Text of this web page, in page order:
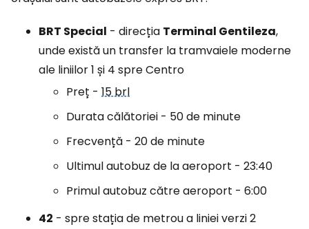
BRT Special - direcția Terminal Gentileza,
unde există un transfer la tramvaiele moderne
ale liniilor 1 și 4 spre Centro
Preț - 15 brl
Durata călătoriei - 50 de minute
Frecvență - 20 de minute
Ultimul autobuz de la aeroport - 23:40
Primul autobuz către aeroport - 6:00
42 - spre stația de metrou a liniei verzi 2